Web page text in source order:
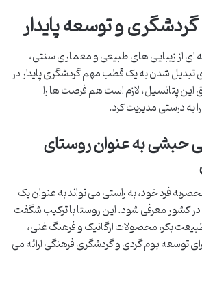
و توسعه پایدار
از زیبایی های طبیعی و معماری سنتی،
تبدیل شدن به یک قطب مهم گردشگری پایدار در
این پتانسیل، لازم است هم فرصت ها را
درستی مدیریت کرد.
حبشی به عنوان روستای
فرد خود، به راستی می تواند به عنوان یک
کشور معرفی شود. این روستا با ترکیب شگفت
بکر، محصولات ارگانیک و فرهنگ غنی،
توسعه بوم گردی و گردشگری فرهنگی ارائه می